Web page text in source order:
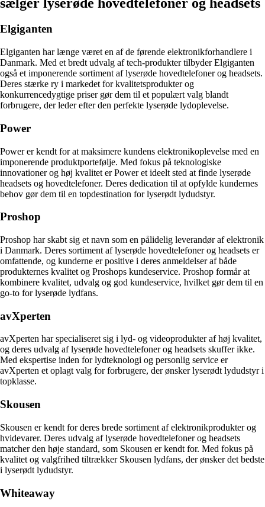
Elgiganten
Elgiganten har længe været en af de førende elektronikforhandlere i
Danmark. Med et bredt udvalg af tech-produkter tilbyder Elgiganten
også et imponerende sortiment af lyserøde hovedtelefoner og headsets.
Deres stærke ry i markedet for kvalitetsprodukter og
konkurrencedygtige priser gør dem til et populært valg blandt
forbrugere, der leder efter den perfekte lyserøde lydoplevelse.
Power
Power er kendt for at maksimere kundens elektronikoplevelse med en
imponerende produktportefølje. Med fokus på teknologiske
innovationer og høj kvalitet er Power et ideelt sted at finde lyserøde
headsets og hovedtelefoner. Deres dedication til at opfylde kundernes
behov gør dem til en topdestination for lyserødt lydudstyr.
Proshop
Proshop har skabt sig et navn som en pålidelig leverandør af elektronik
i Danmark. Deres sortiment af lyserøde hovedtelefoner og headsets er
omfattende, og kunderne er positive i deres anmeldelser af både
produkternes kvalitet og Proshops kundeservice. Proshop formår at
kombinere kvalitet, udvalg og god kundeservice, hvilket gør dem til en
go-to for lyserøde lydfans.
avXperten
avXperten har specialiseret sig i lyd- og videoprodukter af høj kvalitet,
og deres udvalg af lyserøde hovedtelefoner og headsets skuffer ikke.
Med ekspertise inden for lydteknologi og personlig service er
avXperten et oplagt valg for forbrugere, der ønsker lyserødt lydudstyr i
topklasse.
Skousen
Skousen er kendt for deres brede sortiment af elektronikprodukter og
hvidevarer. Deres udvalg af lyserøde hovedtelefoner og headsets
matcher den høje standard, som Skousen er kendt for. Med fokus på
kvalitet og valgfrihed tiltrækker Skousen lydfans, der ønsker det bedste
i lyserødt lydudstyr.
Whiteaway